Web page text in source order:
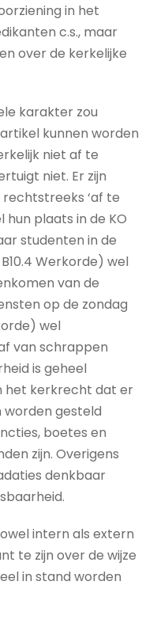
in het
c.s., maar
over de kerkelijke
karakter zou
kunnen worden
niet af te
niet. Er zijn
‘af te
hun plaats in de KO
studenten in de
B10.4 Werkorde) wel
van de
op de zondag
wel
van schrappen
is geheel
het kerkrecht dat er
worden gesteld
boetes en
zijn. Overigens
denkbaar
intern als extern
te zijn over de wijze
in stand worden